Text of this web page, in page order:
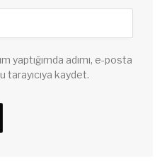
yaptığımda adımı, e-posta
kaydet.